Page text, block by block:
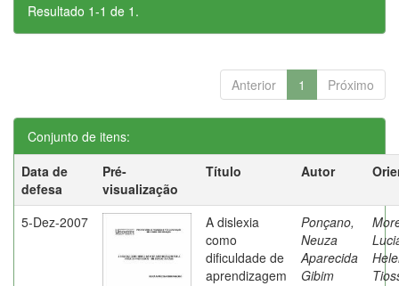
Resultado 1-1 de 1.
Anterior 1 Próximo
Conjunto de itens:
Data de
defesa
Pré-
visualização
Título Autor
5-Dez-2007
A dislexia
como
dificuldade de
aprendizagem
Ponçano,
Neuza
Aparecida
Gibim